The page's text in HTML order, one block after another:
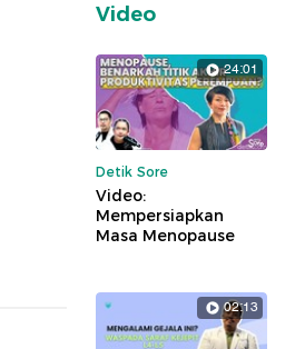
Video
24:01
Detik Sore
Video:
Mempersiapkan
Masa Menopause
02:13